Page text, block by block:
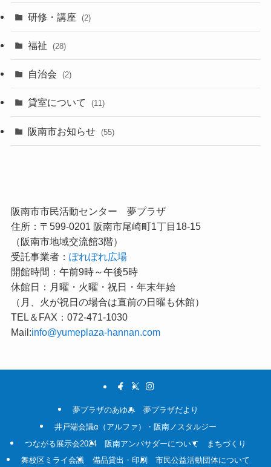
研修・講座 (2)
福祉 (28)
自治会 (2)
貸室について (11)
阪南市お知らせ (55)
阪南市市民活動センター 夢プラザ
住所：〒599-0201 阪南市尾崎町1丁目18-15
（阪南市地域交流館3階）
受託事業者： ぽれぽれ広場
開館時間：午前9時～午後5時
休館日：月曜・火曜・祝日・年末年始
（月、火が祝日の場合は直前の日曜も休館）
TEL＆FAX：072-471-1030
Mail:info@yumeplaza-hannan.com
夢プラザのあゆみ
夢プラザだより
井戸端会議α（アルファ）・阪南ノスタルジー
つながる展示会2024
阪南アンバサダーについて
まちづくり
舞校区ミライ会議
備品貸出・印刷 市民公益活動団体について